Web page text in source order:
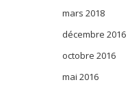
mars 2018
décembre 2016
octobre 2016
mai 2016